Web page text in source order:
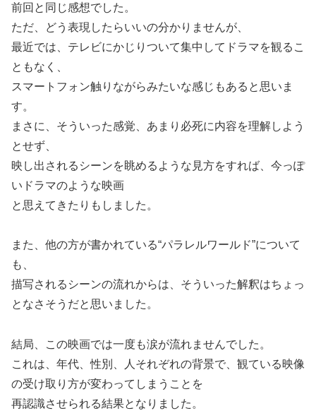
前回と同じ感想でした。
ただ、どう表現したらいいの分かりませんが、
最近では、テレビにかじりついて集中してドラマを観るこ
ともなく、
スマートフォン触りながらみたいな感じもあると思いま
す。
まさに、そういった感覚、あまり必死に内容を理解しよう
とせず、
映し出されるシーンを眺めるような見方をすれば、今っぽ
いドラマのような映画
と思えてきたりもしました。
また、他の方が書かれている“パラレルワールド”について
も、
描写されるシーンの流れからは、そういった解釈はちょっ
となさそうだと思いました。
結局、この映画では一度も涙が流れませんでした。
これは、年代、性別、人それぞれの背景で、観ている映像
の受け取り方が変わってしまうことを
再認識させられる結果となりました。